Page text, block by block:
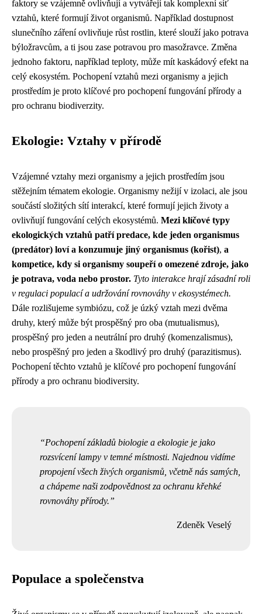
faktory se vzájemně ovlivňují a vytvářejí tak komplexní síť
vztahů, které formují život organismů. Například dostupnost
slunečního záření ovlivňuje růst rostlin, které slouží jako potrava
býložravcům, a ti jsou zase potravou pro masožravce. Změna
jednoho faktoru, například teploty, může mít kaskádový efekt na
celý ekosystém. Pochopení vztahů mezi organismy a jejich
prostředím je proto klíčové pro pochopení fungování přírody a
pro ochranu biodiverzity.
Ekologie: Vztahy v přírodě
Vzájemné vztahy mezi organismy a jejich prostředím jsou
stěžejním tématem ekologie. Organismy nežijí v izolaci, ale jsou
součástí složitých sítí interakcí, které formují jejich životy a
ovlivňují fungování celých ekosystémů. Mezi klíčové typy
ekologických vztahů patří predace, kde jeden organismus
(predátor) loví a konzumuje jiný organismus (kořist), a
kompetice, kdy si organismy soupeří o omezené zdroje, jako
je potrava, voda nebo prostor. Tyto interakce hrají zásadní roli
v regulaci populací a udržování rovnováhy v ekosystémech.
Dále rozlišujeme symbiózu, což je úzký vztah mezi dvěma
druhy, který může být prospěšný pro oba (mutualismus),
prospěšný pro jeden a neutrální pro druhý (komenzalismus),
nebo prospěšný pro jeden a škodlivý pro druhý (parazitismus).
Pochopení těchto vztahů je klíčové pro pochopení fungování
přírody a pro ochranu biodiversity.
Pochopení základů biologie a ekologie je jako
rozsvícení lampy v temné místnosti. Najednou vidíme
propojení všech živých organismů, včetně nás samých,
a chápeme naši zodpovědnost za ochranu křehké
rovnováhy přírody.
Zdeněk Veselý
Populace a společenstva